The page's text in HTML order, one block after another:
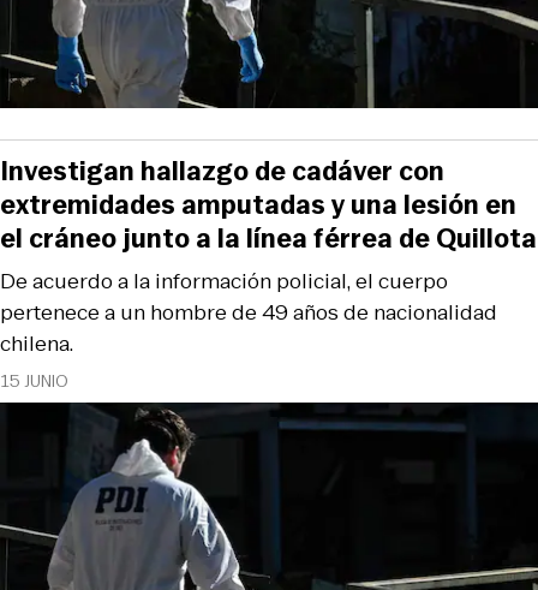
15 JUNIO
De acuerdo a la información policial, el cuerpo
pertenece a un hombre de 49 años de nacionalidad
chilena.
Investigan hallazgo de cadáver con
extremidades amputadas y una lesión en
el cráneo junto a la línea férrea de Quillota